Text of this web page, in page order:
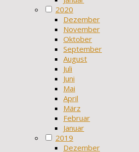
2020
Dezember
November
Oktober
September
August
Juli
Juni
Mai
April
März
Februar
Januar
2019
Dezember